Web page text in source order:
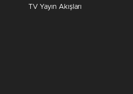
TV Yayın Akışları